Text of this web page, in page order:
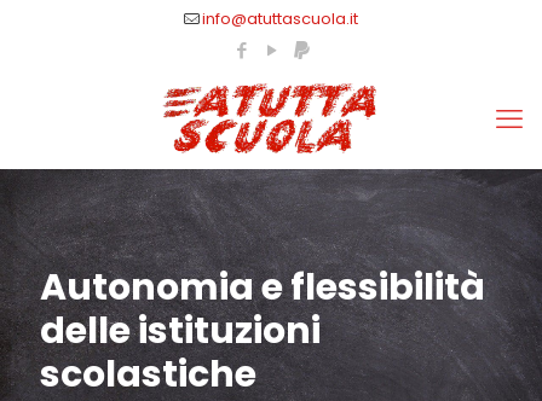
info@atuttascuola.it
Autonomia e flessibilità
delle istituzioni
scolastiche